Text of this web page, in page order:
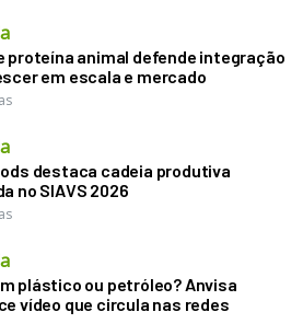
proteína animal defende integração
em escala e mercado
destaca cadeia produtiva
no SIAVS 2026
plástico ou petróleo? Anvisa
vídeo que circula nas redes